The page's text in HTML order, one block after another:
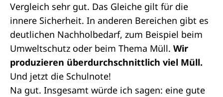
Vergleich sehr gut. Das Gleiche gilt für die
innere Sicherheit. In anderen Bereichen gibt es
deutlichen Nachholbedarf, zum Beispiel beim
Umweltschutz oder beim Thema Müll. Wir
produzieren überdurchschnittlich viel Müll.
Und jetzt die Schulnote!
Na gut. Insgesamt würde ich sagen: eine gute